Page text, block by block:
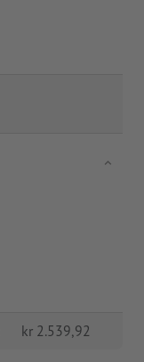
kr 2.539,92